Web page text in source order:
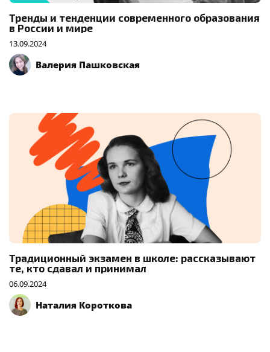
Тренды и тенденции современного образования
в России и мире
13.09.2024
Валерия Пашковская
Традиционный экзамен в школе: рассказывают
те, кто сдавал и принимал
06.09.2024
Наталия Короткова